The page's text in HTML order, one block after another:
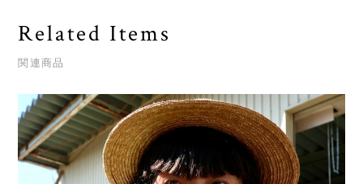
Related Items
関連商品